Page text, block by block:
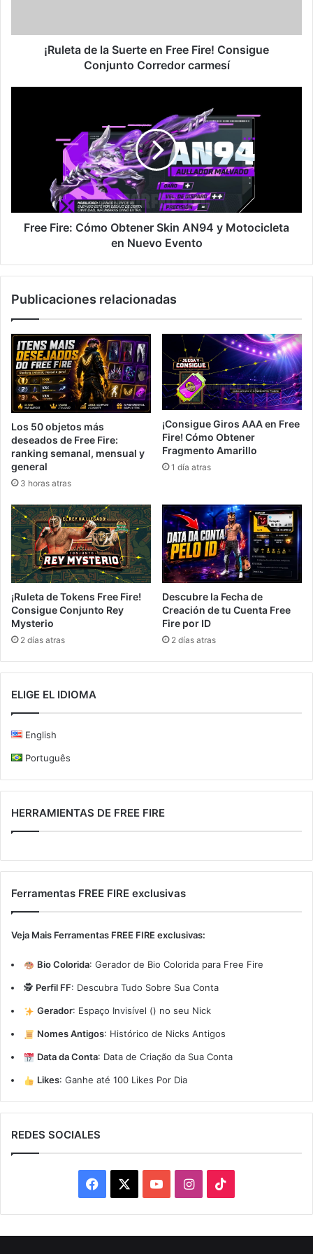
Conjunto
Corredor¡Ruleta de la Suerte en Free Fire! Consigue
Conjunto Corredor carmesí
Motocicleta
en
Nuevo
Free Fire: Cómo Obtener Skin AN94 y Motocicleta
en Nuevo Evento
Publicaciones relacionadas
Los 50 objetos más
deseados de Free Fire:
ranking semanal, mensual y
general
3 horas atras
¡Consigue Giros AAA en Free
Fire! Cómo Obtener
Fragmento Amarillo
1 día atras
¡Ruleta de Tokens Free Fire!
Consigue Conjunto Rey
Mysterio
2 días atras
Descubre la Fecha de
Creación de tu Cuenta Free
Fire por ID
2 días atras
ELIGE EL IDIOMA
English
Português
HERRAMIENTAS DE FREE FIRE
Ferramentas FREE FIRE exclusivas
Veja Mais Ferramentas FREE FIRE exclusivas:
Bio Colorida: Gerador de Bio Colorida para Free Fire
🕵️ Perfil FF: Descubra Tudo Sobre Sua Conta
Gerador: Espaço Invisível (ㅤ) no seu Nick
Nomes Antigos: Histórico de Nicks Antigos
Data da Conta: Data de Criação da Sua Conta
Likes: Ganhe até 100 Likes Por Dia
REDES SOCIALES
Facebook YouTubeInstagram